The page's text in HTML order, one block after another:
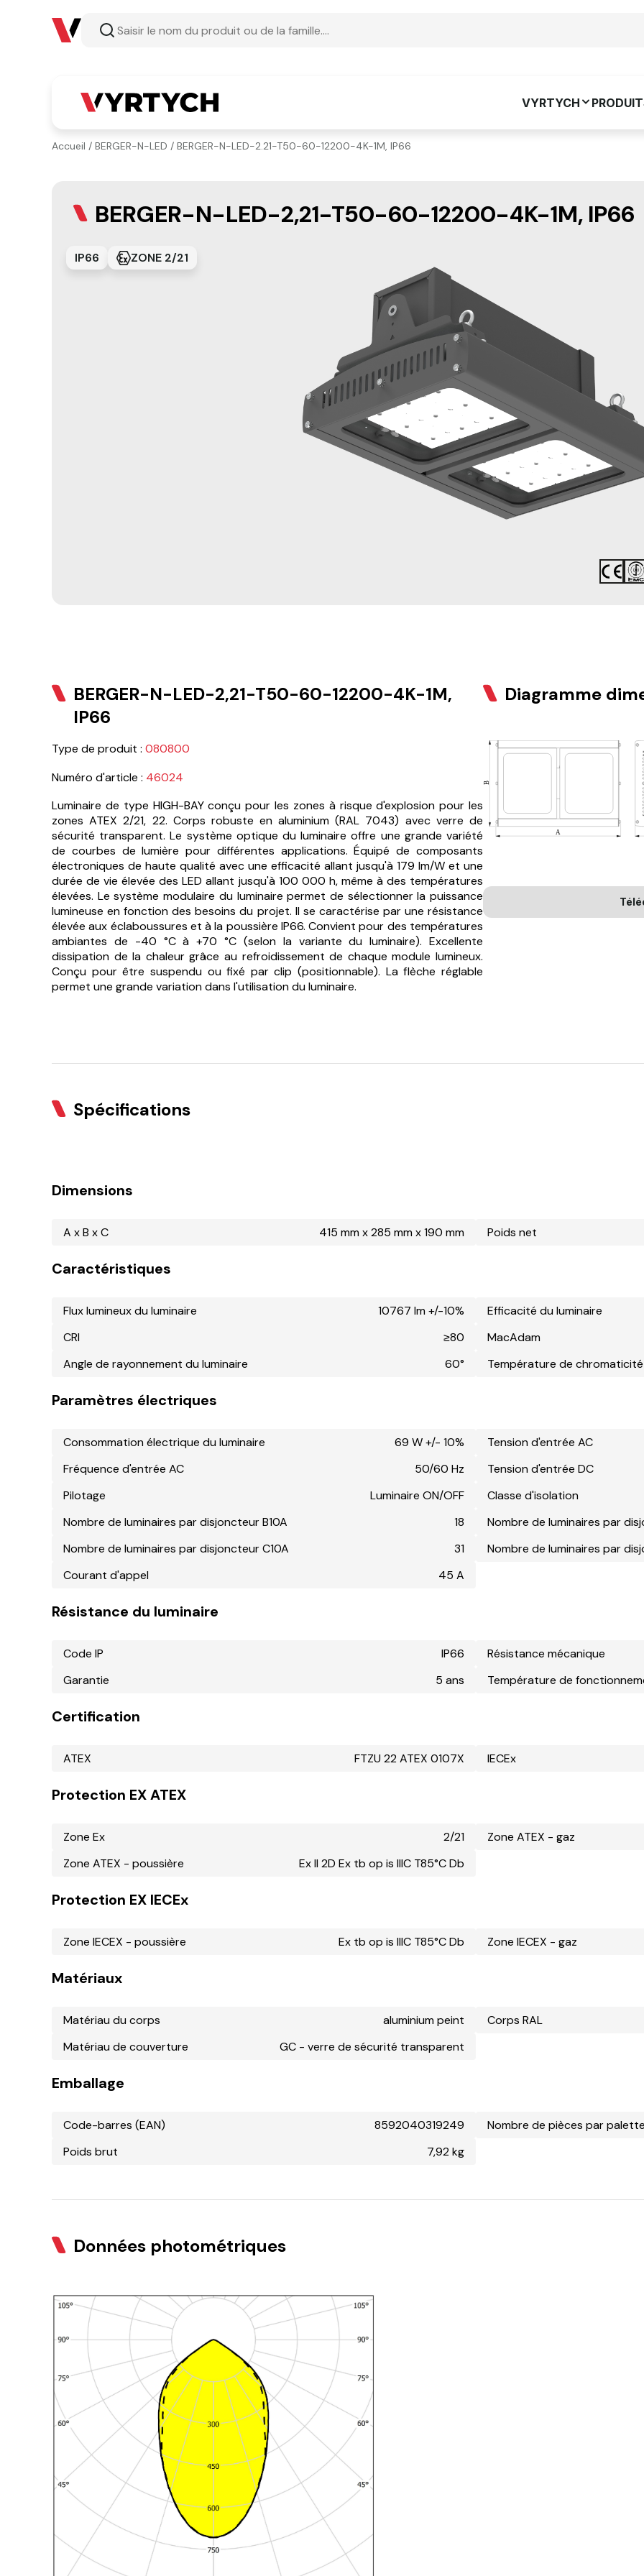
VYRTYCH
Accueil / BERGER-N-LED / BERGER-N-LED-2.21-T50-60-12200-4K-1M, IP66
BERGER-N-LED-2,21-T50-60-12200-4K-1M, IP66
IP66 ZONE 2/21
BERGER-N-LED-2,21-T50-60-12200-4K-1M,
IP66
Type de produit : 080800
Numéro d'article : 46024
Luminaire de type HIGH-BAY conçu pour les zones à risque d'explosion pour les
zones ATEX 2/21, 22. Corps robuste en aluminium (RAL 7043) avec verre de
sécurité transparent. Le système optique du luminaire offre une grande variété
de courbes de lumière pour différentes applications. Équipé de composants
électroniques de haute qualité avec une efficacité allant jusqu'à 179 lm/W et une
durée de vie élevée des LED allant jusqu'à 100 000 h, même à des températures
élevées. Le système modulaire du luminaire permet de sélectionner la puissance
lumineuse en fonction des besoins du projet. Il se caractérise par une résistance
élevée aux éclaboussures et à la poussière IP66. Convient pour des températures
ambiantes de -40 °C à +70 °C (selon la variante du luminaire). Excellente
dissipation de la chaleur grâce au refroidissement de chaque module lumineux.
Conçu pour être suspendu ou fixé par clip (positionnable). La flèche réglable
permet une grande variation dans l'utilisation du luminaire.
Diagramme
Spécifications
Dimensions
A x B x C 415 mm x 285 mm x 190 mm Poids net
Caractéristiques
Flux lumineux du luminaire 10767 lm +/-10% Efficacité du luminaire
CRI
≥80 MacAdam
Angle de rayonnement du luminaire
60° Température de chromaticité
Paramètres électriques
Consommation électrique du luminaire 69 W +/- 10% Tension d'entrée AC
Fréquence d'entrée AC
50/60 Hz Tension d'entrée DC
Pilotage
Luminaire ON/OFF Classe d'isolation
Nombre de luminaires par disjoncteur B10A
18 Nombre de luminaires par
Nombre de luminaires par disjoncteur C10A
31 Nombre de luminaires par
Courant d'appel
45 A
Résistance du luminaire
Code IP IP66 Résistance mécanique
Garantie
5 ans Température de
Certification
ATEX FTZU 22 ATEX 0107X IECEx
Protection EX ATEX
Zone Ex 2/21 Zone ATEX - gaz
Zone ATEX - poussière
Ex II 2D Ex tb op is IIIC T85°C Db
Protection EX IECEx
Zone IECEX - poussière Ex tb op is IIIC T85°C Db Zone IECEX - gaz
Matériaux
Matériau du corps aluminium peint Corps RAL
Matériau de couverture
GC - verre de sécurité transparent
Emballage
Code-barres (EAN) 8592040319249 Nombre de pièces par palette
Poids brut
7,92 kg
Données photométriques